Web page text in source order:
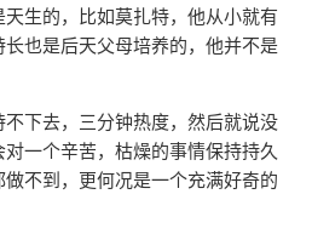
生的，比如莫扎特，他从小就有
也是后天父母培养的，他并不是
下去，三分钟热度，然后就说没
一个辛苦，枯燥的事情保持持久
不到，更何况是一个充满好奇的